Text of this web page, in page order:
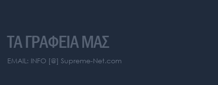
ΤΑ ΓΡΑΦΕΙΑ ΜΑΣ
EMAIL: INFO [@] Supreme-Net.com